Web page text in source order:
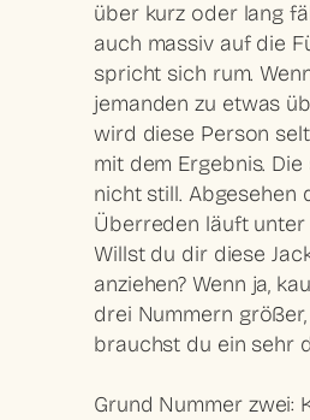
über kurz oder lang
auch massiv auf die
spricht sich rum.
jemanden zu etwas
wird diese Person
mit dem Ergebnis.
nicht still. Abgesehen
Überreden läuft unter
Willst du dir diese
anziehen? Wenn ja,
drei Nummern
brauchst du ein sehr
Grund Nummer zwei: